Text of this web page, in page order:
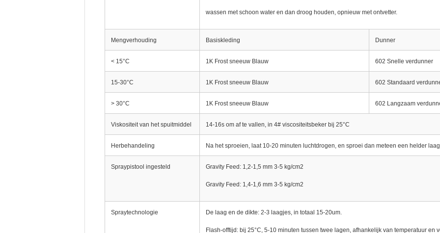
wassen met schoon water en dan droog houden, opnieuw met ontvetter.
Mengverhouding Basiskleding Dunner
< 15°C 1K Frost sneeuw Blauw 602 Snelle verdunner
15-30°C 1K Frost sneeuw Blauw 602 Standaard
> 30°C 1K Frost sneeuw Blauw 602 Langzaam
Viskositeit van het spuitmiddel 14-16s om af te vallen, in 4# viscositeitsbeker bij 25°C
Herbehandeling Na het sproeien, laat 10-20 minuten luchtdrogen, en sproei dan meteen een helder
Spraypistool ingesteld Gravity Feed: 1,2-1,5 mm 3-5 kg/cm2
Gravity Feed: 1,4-1,6 mm 3-5 kg/cm2
Spraytechnologie De laag en de dikte: 2-3 laagjes, in totaal 15-20um.
Flash-offtijd: bij 25°C, 5-10 minuten tussen twee lagen, afhankelijk van temperatuur en